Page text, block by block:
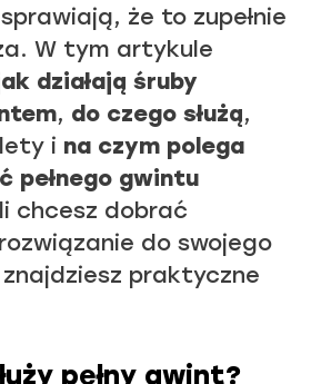
że to zupełnie
W tym artykule
działają śruby
, do czego służą,
i na czym polega
pełnego gwintu
chcesz dobrać
do swojego
praktyczne
pełny gwint?